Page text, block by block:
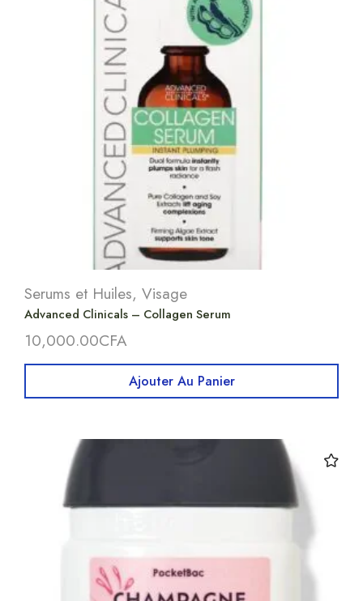
Serums et Huiles, Visage
Advanced Clinicals – Collagen Serum
10,000.00CFA
Ajouter Au Panier